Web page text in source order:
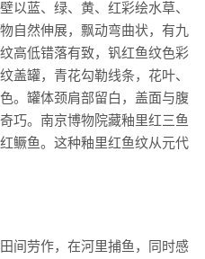
以蓝、绿、黄、红彩绘水草、
自然伸展，飘动弯曲状，有九
高低错落有致，钒红鱼纹色彩
盖罐，青花勾勒线条，花叶、
。罐体颈肩部留白，盖面与腹
巧。南京博物院藏釉里红三鱼
鳜鱼。这种釉里红鱼纹从元代
间劳作，在河里捕鱼，同时感